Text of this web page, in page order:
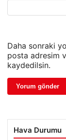
Daha sonraki
posta adresim
kaydedilsin.
Hava Durumu